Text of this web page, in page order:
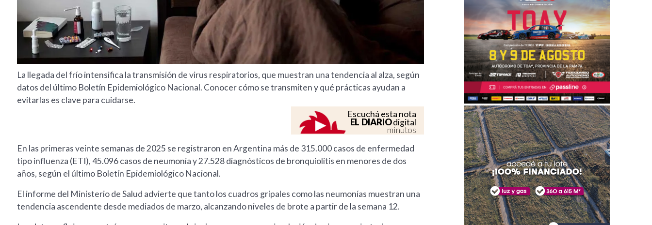
La llegada del frío intensifica la transmisión de virus respiratorios, que muestran una tendencia al alza, según
datos del último Boletín Epidemiológico Nacional. Conocer cómo se transmiten y qué prácticas ayudan a
evitarlas es clave para cuidarse.
Escuchá esta nota
EL DIARIOdigital
minutos
En las primeras veinte semanas de 2025 se registraron en Argentina más de 315.000 casos de enfermedad
tipo influenza (ETI), 45.096 casos de neumonía y 27.528 diagnósticos de bronquiolitis en menores de dos
años, según el último Boletín Epidemiológico Nacional.
El informe del Ministerio de Salud advierte que tanto los cuadros gripales como las neumonías muestran una
tendencia ascendente desde mediados de marzo, alcanzando niveles de brote a partir de la semana 12.